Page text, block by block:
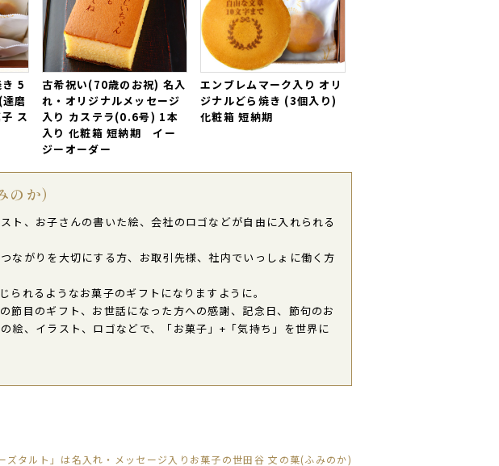
5
磨
ス
古希祝い(70歳のお祝) 名入
れ・オリジナルメッセージ
入り カステラ(0.6号) 1本
入り 化粧箱 短納期 イー
ジーオーダー
エンブレムマーク入り オリ
ジナルどら焼き (3個入り)
化粧箱 短納期
か）
ト、お子さんの書いた絵、会社のロゴなどが自由に入れられる
ながりを大切にする方、お取引先様、社内でいっしょに働く方
れるようなお菓子のギフトになりますように。
節目のギフト、お世話になった方への感謝、記念日、節句のお
絵、イラスト、ロゴなどで、「お菓子」+「気持ち」を世界に
ズタルト」は名入れ・メッセージ入りお菓子の世田谷 文の菓(ふみのか)